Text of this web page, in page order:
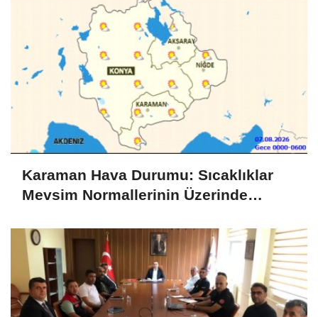
Karaman Hava Durumu: Sıcaklıklar
Mevsim Normallerinin Üzerinde